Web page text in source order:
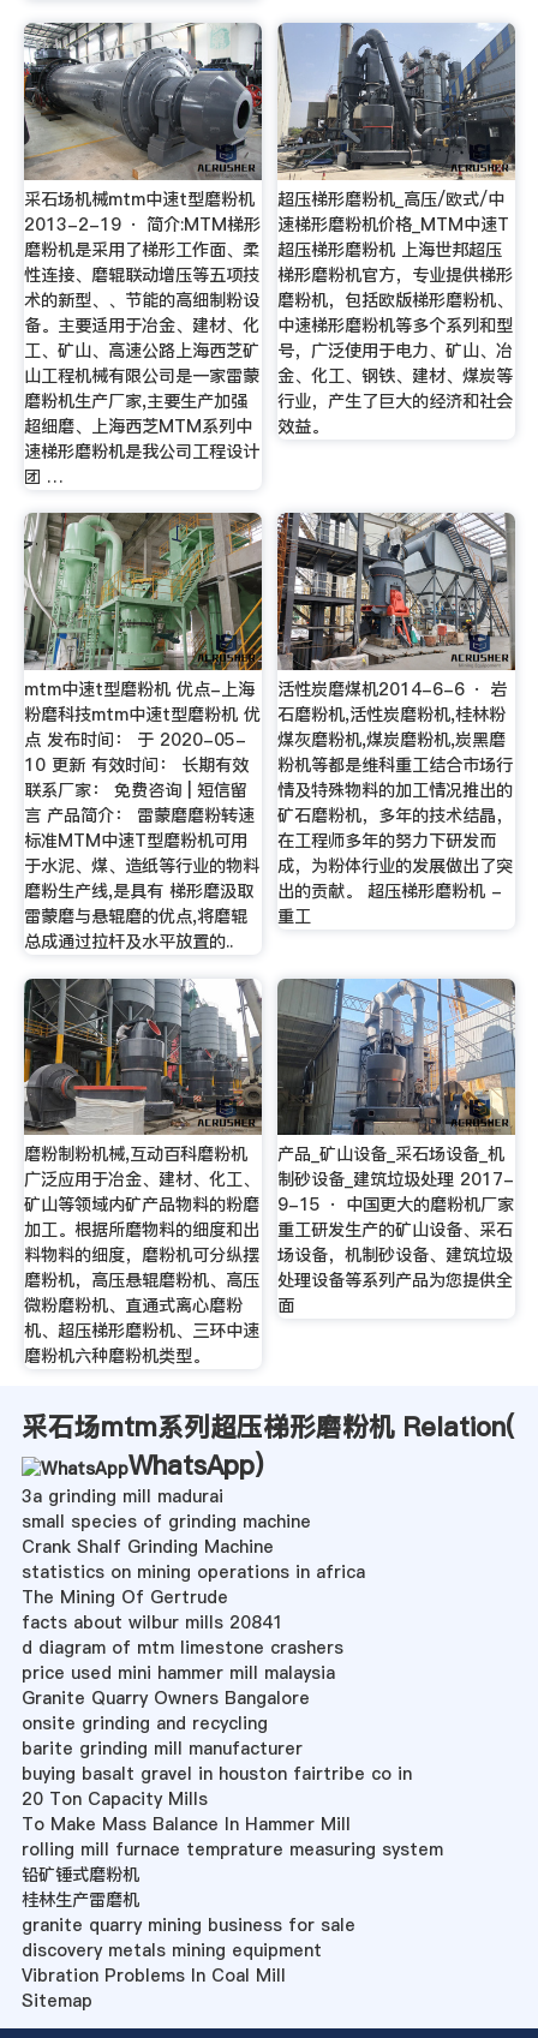
采石场机械mtm中速t型磨粉机
2013-2-19 · 简介:MTM梯形
磨粉机是采用了梯形工作面、柔
性连接、磨辊联动增压等五项技
术的新型、、节能的高细制粉设
备。主要适用于冶金、建材、化
工、矿山、高速公路上海西芝矿
山工程机械有限公司是一家雷蒙
磨粉机生产厂家,主要生产加强
超细磨、上海西芝MTM系列中
速梯形磨粉机是我公司工程设计
团 …
超压梯形磨粉机_高压/欧式/中
速梯形磨粉机价格_MTM中速T
超压梯形磨粉机 上海世邦超压
梯形磨粉机官方，专业提供梯形
磨粉机，包括欧版梯形磨粉机、
中速梯形磨粉机等多个系列和型
号，广泛使用于电力、矿山、冶
金、化工、钢铁、建材、煤炭等
行业，产生了巨大的经济和社会
效益。
mtm中速t型磨粉机 优点-上海
粉磨科技mtm中速t型磨粉机 优
点 发布时间： 于 2020-05-
10 更新 有效时间： 长期有效
联系厂家： 免费咨询 | 短信留
言 产品简介： 雷蒙磨磨粉转速
标准MTM中速T型磨粉机可用
于水泥、煤、造纸等行业的物料
磨粉生产线,是具有 梯形磨汲取
雷蒙磨与悬辊磨的优点,将磨辊
总成通过拉杆及水平放置的..
活性炭磨煤机2014-6-6 · 岩
石磨粉机,活性炭磨粉机,桂林粉
煤灰磨粉机,煤炭磨粉机,炭黑磨
粉机等都是维科重工结合市场行
情及特殊物料的加工情况推出的
矿石磨粉机，多年的技术结晶，
在工程师多年的努力下研发而
成，为粉体行业的发展做出了突
出的贡献。 超压梯形磨粉机 -
重工
磨粉制粉机械,互动百科磨粉机
广泛应用于冶金、建材、化工、
矿山等领域内矿产品物料的粉磨
加工。根据所磨物料的细度和出
料物料的细度，磨粉机可分纵摆
磨粉机，高压悬辊磨粉机、高压
微粉磨粉机、直通式离心磨粉
机、超压梯形磨粉机、三环中速
磨粉机六种磨粉机类型。
产品_矿山设备_采石场设备_机
制砂设备_建筑垃圾处理 2017-
9-15 · 中国更大的磨粉机厂家
重工研发生产的矿山设备、采石
场设备，机制砂设备、建筑垃圾
处理设备等系列产品为您提供全
面
采石场mtm系列超压梯形磨粉机 Relation(
WhatsApp)
3a grinding mill madurai
small species of grinding machine
Crank Shalf Grinding Machine
statistics on mining operations in africa
The Mining Of Gertrude
facts about wilbur mills 20841
d diagram of mtm limestone crashers
price used mini hammer mill malaysia
Granite Quarry Owners Bangalore
onsite grinding and recycling
barite grinding mill manufacturer
buying basalt gravel in houston fairtribe co in
20 Ton Capacity Mills
To Make Mass Balance In Hammer Mill
rolling mill furnace temprature measuring system
铅矿锤式磨粉机
桂林生产雷磨机
granite quarry mining business for sale
discovery metals mining equipment
Vibration Problems In Coal Mill
Sitemap